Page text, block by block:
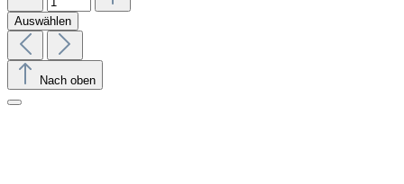
Auswählen
Nach oben